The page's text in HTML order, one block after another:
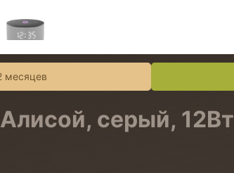
месяцев
серый, 12Вт